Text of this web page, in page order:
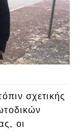
σχετικής
οι